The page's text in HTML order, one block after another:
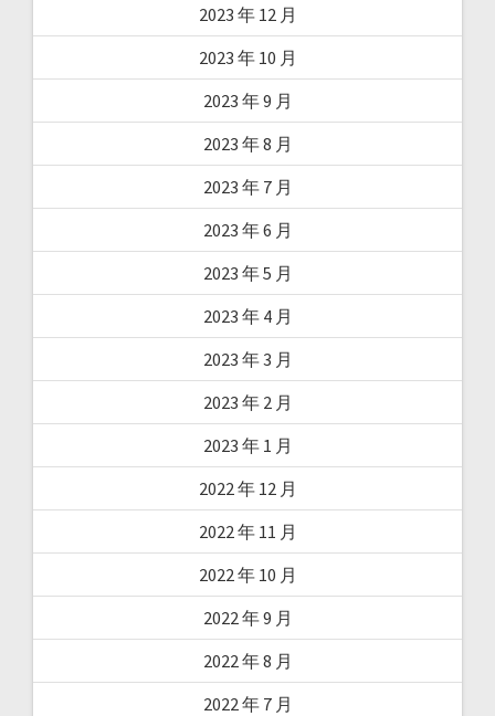
2023 年 12 月
2023 年 10 月
2023 年 9 月
2023 年 8 月
2023 年 7 月
2023 年 6 月
2023 年 5 月
2023 年 4 月
2023 年 3 月
2023 年 2 月
2023 年 1 月
2022 年 12 月
2022 年 11 月
2022 年 10 月
2022 年 9 月
2022 年 8 月
2022 年 7 月